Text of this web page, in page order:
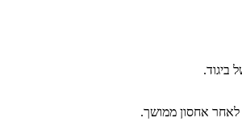
ביגוד.
אחסון ממושך.